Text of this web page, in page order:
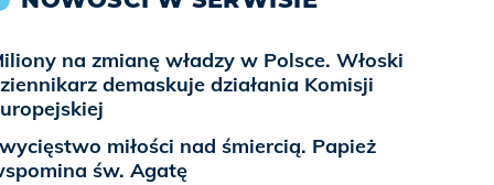
na zmianę władzy w Polsce. Włoski
demaskuje działania Komisji
miłości nad śmiercią. Papież
św. Agatę